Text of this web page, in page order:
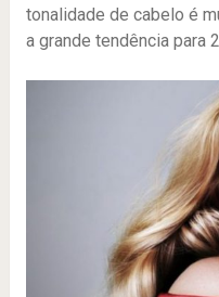
tonalidade de cabelo é
a grande tendência para